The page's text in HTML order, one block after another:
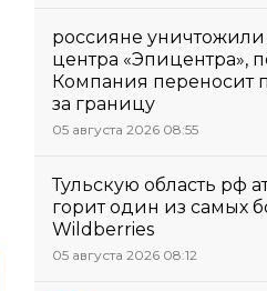
россияне
центра «Эпицентра»,
Компания переносит
за границу
05 августа 2026 08:55
Тульскую область рф
горит один из самых
Wildberries
05 августа 2026 08:12